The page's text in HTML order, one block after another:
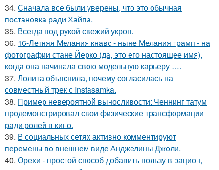
34. Сначала все были уверены, что это обычная
постановка ради Хайпа.
35. Всегда под рукой свежий укроп.
36. 16-Летняя Мелания кнавс - ныне Мелания трамп - на
фотографии стане Йерко (да, это его настоящее имя),
когда она начинала свою модельную карьеру ….
37. Лолита объяснила, почему согласилась на
совместный трек с Instasamka.
38. Пример невероятной выносливости: Ченнинг татум
продемонстрировал свои физические трансформации
ради ролей в кино.
39. В социальных сетях активно комментируют
перемены во внешнем виде Анджелины Джоли.
40. Орехи - простой способ добавить пользу в рацион,